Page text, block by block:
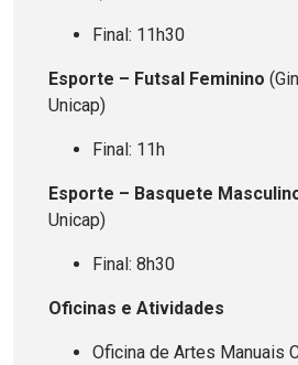
Final: 11h30
Esporte – Futsal Feminino
Unicap)
Final: 11h
Esporte – Basquete
Unicap)
Final: 8h30
Oficinas e Atividades
Oficina de Artes Manuais